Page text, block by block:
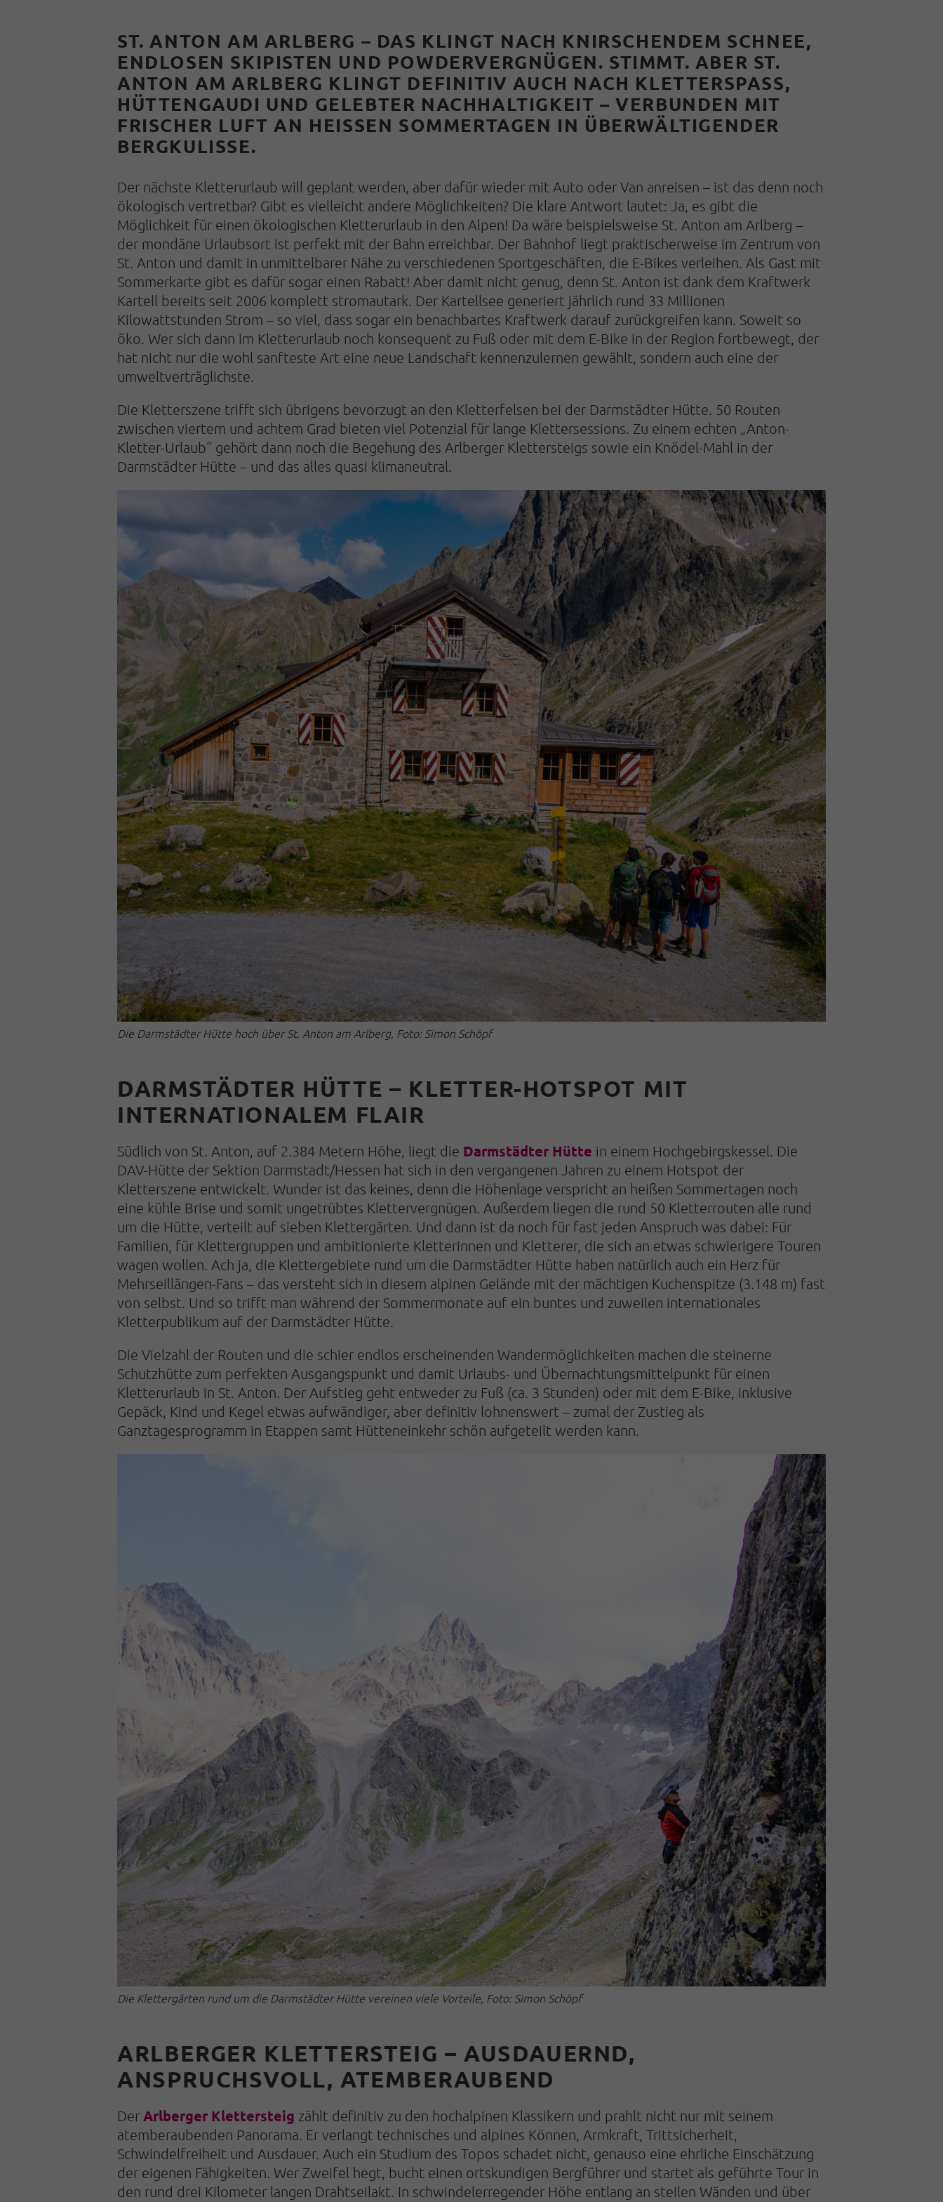
ST. ANTON AM ARLBERG – DAS KLINGT NACH KNIRSCHENDEM SCHNEE,
ENDLOSEN SKIPISTEN UND POWDERVERGNÜGEN. STIMMT. ABER ST.
ANTON AM ARLBERG KLINGT DEFINITIV AUCH NACH KLETTERSPASS, H
ÜTTENGAUDI UND GELEBTER NACHHALTIGKEIT – VERBUNDEN MIT F
RISCHER LUFT AN HEISSEN SOMMERTAGEN IN ÜBERWÄLTIGENDER BE
RGKULISSE.
Der nächste Kletterurlaub will geplant werden, aber dafür wieder mit Auto oder Van anreisen – ist das denn noch
ökologisch vertretbar? Gibt es vielleicht andere Möglichkeiten? Die klare Antwort lautet: Ja, es gibt die
Möglichkeit für einen ökologischen Kletterurlaub in den Alpen! Da wäre beispielsweise St. Anton am Arlberg –
der mondäne Urlaubsort ist perfekt mit der Bahn erreichbar. Der Bahnhof liegt praktischerweise im Zentrum von
St. Anton und damit in unmittelbarer Nähe zu verschiedenen Sportgeschäften, die E-Bikes verleihen. Als Gast mit
Sommerkarte gibt es dafür sogar einen Rabatt! Aber damit nicht genug, denn St. Anton ist dank dem Kraftwerk
Kartell bereits seit 2006 komplett stromautark. Der Kartellsee generiert jährlich rund 33 Millionen
Kilowattstunden Strom – so viel, dass sogar ein benachbartes Kraftwerk darauf zurückgreifen kann. Soweit so
öko. Wer sich dann im Kletterurlaub noch konsequent zu Fuß oder mit dem E-Bike in der Region fortbewegt, der
hat nicht nur die wohl sanfteste Art eine neue Landschaft kennenzulernen gewählt, sondern auch eine der
umweltverträglichste.
Die Kletterszene trifft sich übrigens bevorzugt an den Kletterfelsen bei der Darmstädter Hütte. 50 Routen
zwischen viertem und achtem Grad bieten viel Potenzial für lange Klettersessions. Zu einem echten „Anton-
Kletter-Urlaub“ gehört dann noch die Begehung des Arlberger Klettersteigs sowie ein Knödel-Mahl in der
Darmstädter Hütte – und das alles quasi klimaneutral.
Die Darmstädter Hütte hoch über St. Anton am Arlberg, Foto: Simon Schöpf
DARMSTÄDTER HÜTTE – KLETTER-HOTSPOT MIT
INTERNATIONALEM FLAIR
Südlich von St. Anton, auf 2.384 Metern Höhe, liegt die Darmstädter Hütte in einem Hochgebirgskessel. Die
DAV-Hütte der Sektion Darmstadt/Hessen hat sich in den vergangenen Jahren zu einem Hotspot der
Kletterszene entwickelt. Wunder ist das keines, denn die Höhenlage verspricht an heißen Sommertagen noch
eine kühle Brise und somit ungetrübtes Klettervergnügen. Außerdem liegen die rund 50 Kletterrouten alle rund
um die Hütte, verteilt auf sieben Klettergärten. Und dann ist da noch für fast jeden Anspruch was dabei: Für
Familien, für Klettergruppen und ambitionierte Kletterinnen und Kletterer, die sich an etwas schwierigere Touren
wagen wollen. Ach ja, die Klettergebiete rund um die Darmstädter Hütte haben natürlich auch ein Herz für
Mehrseillängen-Fans – das versteht sich in diesem alpinen Gelände mit der mächtigen Kuchenspitze (3.148 m) fast
von selbst. Und so trifft man während der Sommermonate auf ein buntes und zuweilen internationales
Kletterpublikum auf der Darmstädter Hütte.
Die Vielzahl der Routen und die schier endlos erscheinenden Wandermöglichkeiten machen die steinerne
Schutzhütte zum perfekten Ausgangspunkt und damit Urlaubs- und Übernachtungsmittelpunkt für einen
Kletterurlaub in St. Anton. Der Aufstieg geht entweder zu Fuß (ca. 3 Stunden) oder mit dem E-Bike, inklusive
Gepäck, Kind und Kegel etwas aufwändiger, aber definitiv lohnenswert – zumal der Zustieg als
Ganztagesprogramm in Etappen samt Hütteneinkehr schön aufgeteilt werden kann.
Die Klettergärten rund um die Darmstädter Hütte vereinen viele Vorteile, Foto: Simon Schöpf
ARLBERGER KLETTERSTEIG – AUSDAUERND,
ANSPRUCHSVOLL, ATEMBERAUBEND
Der Arlberger Klettersteig zählt definitiv zu den hochalpinen Klassikern und prahlt nicht nur mit seinem
atemberaubenden Panorama. Er verlangt technisches und alpines Können, Armkraft, Trittsicherheit,
Schwindelfreiheit und Ausdauer. Auch ein Studium des Topos schadet nicht, genauso eine ehrliche Einschätzung
der eigenen Fähigkeiten. Wer Zweifel hegt, bucht einen ortskundigen Bergführer und startet als geführte Tour in
den rund drei Kilometer langen Drahtseilakt. In schwindelerregender Höhe entlang an steilen Wänden und über